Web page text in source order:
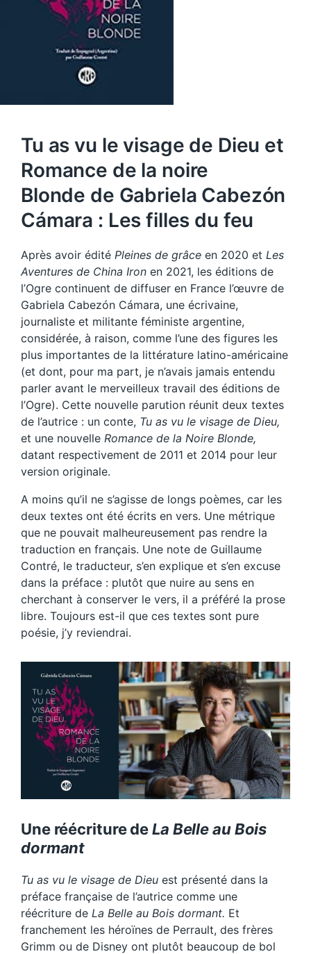
Tu as vu le visage de Dieu et
Romance de la noire
Blonde de Gabriela Cabezón
Cámara : Les filles du feu
Après avoir édité Pleines de grâce en 2020 et Les
Aventures de China Iron en 2021, les éditions de
l’Ogre continuent de diffuser en France l’œuvre de
Gabriela Cabezón Cámara, une écrivaine,
journaliste et militante féministe argentine,
considérée, à raison, comme l’une des figures les
plus importantes de la littérature latino-américaine
(et dont, pour ma part, je n’avais jamais entendu
parler avant le merveilleux travail des éditions de
l’Ogre). Cette nouvelle parution réunit deux textes
de l’autrice : un conte, Tu as vu le visage de Dieu,
et une nouvelle Romance de la Noire Blonde,
datant respectivement de 2011 et 2014 pour leur
version originale.
A moins qu’il ne s’agisse de longs poèmes, car les
deux textes ont été écrits en vers. Une métrique
que ne pouvait malheureusement pas rendre la
traduction en français. Une note de Guillaume
Contré, le traducteur, s’en explique et s’en excuse
dans la préface : plutôt que nuire au sens en
cherchant à conserver le vers, il a préféré la prose
libre. Toujours est-il que ces textes sont pure
poésie, j’y reviendrai.
Une réécriture deLa Belle au Bois
dormant
Tu as vu le visage de Dieu est présenté dans la
préface française de l’autrice comme une
réécriture de La Belle au Bois dormant. Et
franchement les héroïnes de Perrault, des frères
Grimm ou de Disney ont plutôt beaucoup de bol